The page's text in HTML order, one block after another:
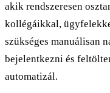
akik rendszeresen
kollégáikkal,
szükséges manuálisan
bejelentkezni és
automatizál.